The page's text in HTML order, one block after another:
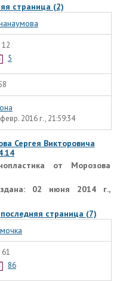
страница (2)
12
5
2016 г., 21:59:34
Сергея Викторовича
от Морозова
02 июня 2014 г.,
последняя страница (7)
61
86